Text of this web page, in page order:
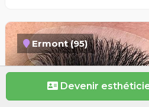
Ermont (95)
Devenir